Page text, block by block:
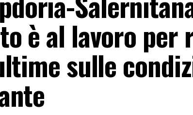
è al lavoro per
sulle